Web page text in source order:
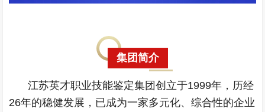
集团简介
江苏英才职业技能鉴定集团创立于1999年，历经
26年的稳健发展，已成为一家多元化、综合性的企业